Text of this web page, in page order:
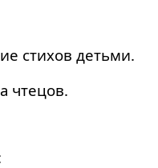
стихов детьми.
чтецов.